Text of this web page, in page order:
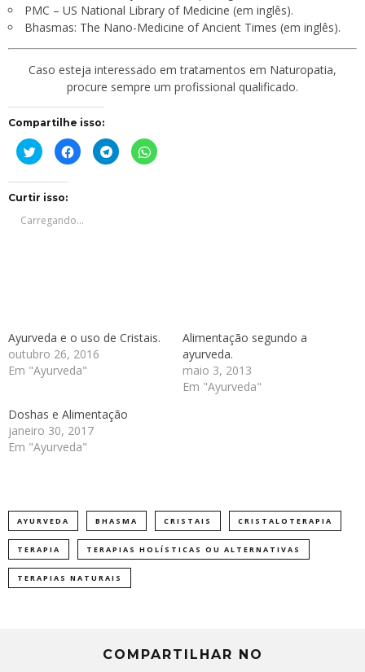
PMC – US National Library of Medicine (em inglês).
Bhasmas: The Nano-Medicine of Ancient Times (em inglês).
Caso esteja interessado emtratamentos em Naturopatia,
procure sempre um profissional qualificado.
Compartilhe isso:
Clique
para
compartilhar
em
janela)
Clique
para
compartilhar
janela)
Clique
para
compartilhar
Clique
para
Curtir isso:
Carregando...
Ayurveda e o uso de Cristais.
outubro 26, 2016
Em "Ayurveda"
Alimentação segundo a
ayurveda.
maio 3, 2013
Em "Ayurveda"
Doshas e Alimentação
janeiro 30, 2017
Em "Ayurveda"
AYURVEDA BHASMA CRISTAIS CRISTALOTERAPIA
TERAPIA TERAPIAS HOLÍSTICAS OU ALTERNATIVAS
TERAPIAS NATURAIS
COMPARTILHAR NO